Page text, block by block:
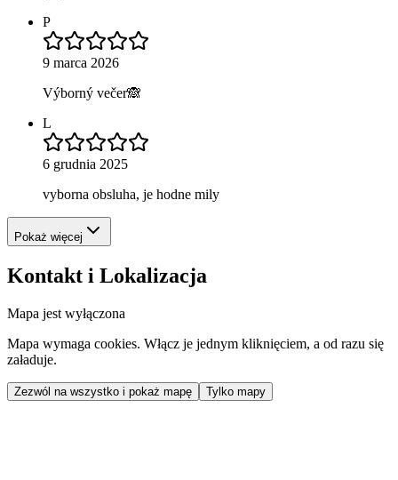
P
9 marca 2026
Výborný večer🙈
L
6 grudnia 2025
vyborna obsluha, je hodne mily
Pokaż więcej
Kontakt i Lokalizacja
Mapa jest wyłączona
Mapa wymaga cookies. Włącz je jednym kliknięciem, a od razu się
załaduje.
Zezwól na wszystko i pokaż mapę Tylko mapy